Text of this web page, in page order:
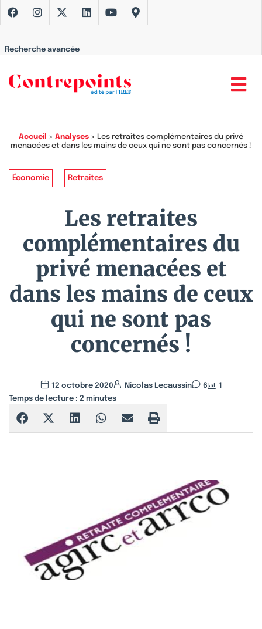
Recherche avancée
Accueil > Analyses > Les retraites complémentaires du privé
menacées et dans les mains de ceux qui ne sont pas concernés !
Économie Retraites
Les retraites
complémentaires du
privé menacées et
dans les mains de ceux
qui ne sont pas
concernés !
12 octobre 2020 Nicolas Lecaussin 6
1
Temps de lecture : 2 minutes